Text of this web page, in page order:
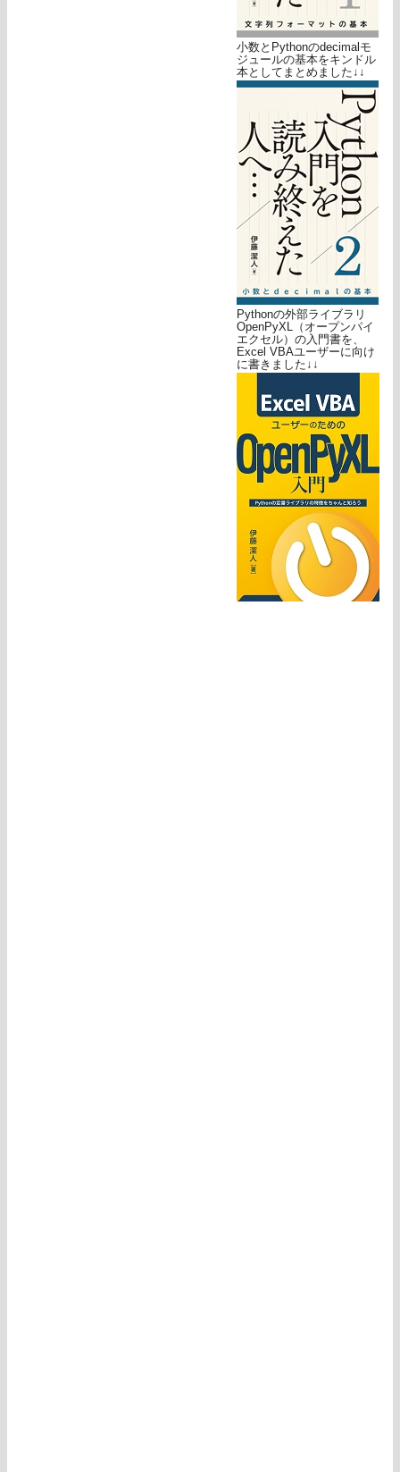
小数とPythonのdecimalモ
ジュールの基本をキンドル
本としてまとめました↓↓
Pythonの外部ライブラリ
OpenPyXL（オープンパイ
エクセル）の入門書を、
Excel VBAユーザーに向け
に書きました↓↓